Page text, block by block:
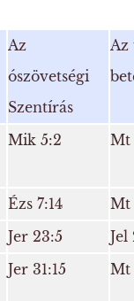
Az
ószövetségi
Szentírás
Az
Mik 5:2 Mt
Ézs 7:14
Mt
Jer 23:5
Jel
Jer 31:15 Mt